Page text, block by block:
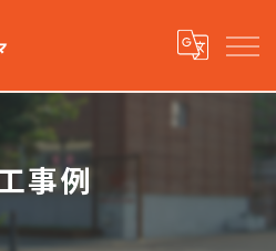
事例